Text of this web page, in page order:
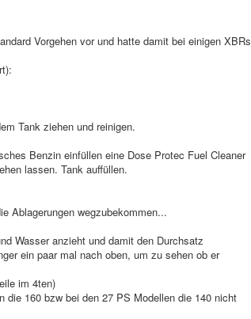
Vorgehen vor und hatte damit bei einigen XBRs
Tank ziehen und reinigen.
Benzin einfüllen eine Dose Protec Fuel Cleaner
lassen. Tank auffüllen.
Ablagerungen wegzubekommen...
Wasser anzieht und damit den Durchsatz
ein paar mal nach oben, um zu sehen ob er
im 4ten)
die 160 bzw bei den 27 PS Modellen die 140 nicht